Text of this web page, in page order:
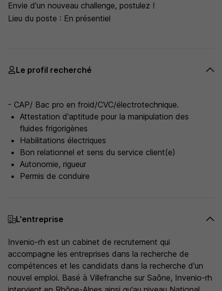
Envie d'un nouveau challenge, postulez !
Lieu du poste : En présentiel
Le profil recherché
- CAP/ Bac pro en froid/CVC/électrotechnique.
Attestation d'aptitude pour la manipulation des
fluides frigorigènes
Habilitations électriques
Bon relationnel et sens du service client(e)
Autonomie, rigueur
Permis de conduire
L'entreprise
Invenio-rh est un cabinet de recrutement qui
accompagne les entreprises dans la recherche de
compétences et les candidats dans la recherche d'un
nouvel emploi. Basé à Villefranche sur Saône, Invenio-rh